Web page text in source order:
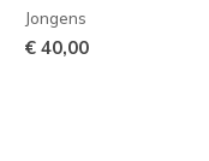
Jongens
€ 40,00